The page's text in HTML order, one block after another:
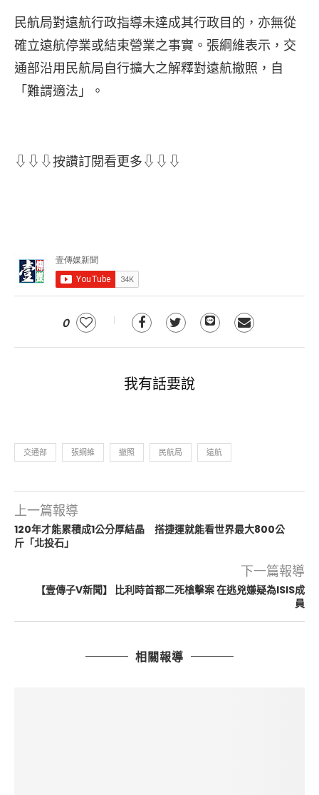
民航局對遠航行政指導未達成其行政目的，亦無從
確立遠航停業或結束營業之事實。張綱維表示，交
通部沿用民航局自行擴大之解釋對遠航撤照，自
「難謂適法」。
⇩⇩⇩按讚訂閱看更多⇩⇩⇩
0
我有話要說
交通部 張綱維 撤照 民航局 遠航
上一篇報導
120年才能累積成1公分厚結晶 搭捷運就能看世界最大800公
斤「北投石」
下一篇報導
【壹傳子V新聞】 比利時首都二死槍擊案 在逃兇嫌疑為ISIS成
員
相關報導